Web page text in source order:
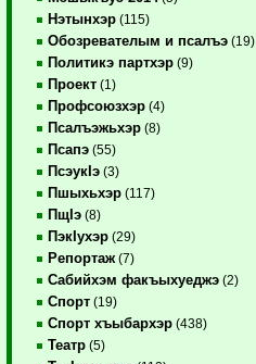
Нэтынхэр (115)
Обозревателым и псалъэ (19)
Политикэ партхэр (9)
Проект (1)
Профсоюзхэр (4)
Псалъэжьхэр (8)
Псапэ (55)
ПсэукIэ (3)
Пшыхьхэр (117)
ПщIэ (8)
ПэкIухэр (29)
Репортаж (7)
Сабийхэм факъыхуеджэ (2)
Спорт (19)
Спорт хъыбархэр (438)
Театр (5)